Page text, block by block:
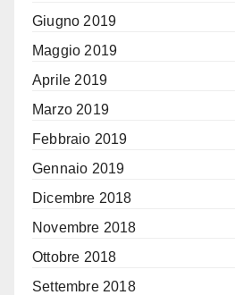
Giugno 2019
Maggio 2019
Aprile 2019
Marzo 2019
Febbraio 2019
Gennaio 2019
Dicembre 2018
Novembre 2018
Ottobre 2018
Settembre 2018